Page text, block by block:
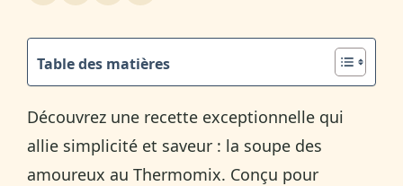
Table des matières
Découvrez une recette exceptionnelle qui
allie simplicité et saveur : la soupe des
amoureux au Thermomix. Conçu pour